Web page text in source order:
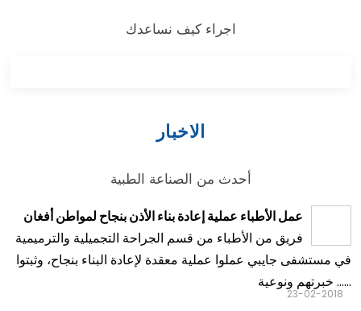
اجراء كيف نساعدك
الاخبار
أحدث من الصناعة الطبية
عمل الأطباء عملية إعادة بناء الأذن بنجاح لمواطن أفغان
فريق من الأطباء من قسم الجراحة التجميلية والترميمية
في مستشفى جايبي عملوا عملية معقدة لإعادة البناء بنجاح، وثبتوا
خبرتهم ونوعية ......
23-02-2018